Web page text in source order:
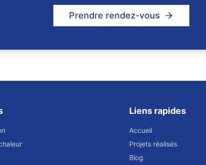
Prendre rendez-vous
Liens rapides
Accueil
Projets réalisés
Blog